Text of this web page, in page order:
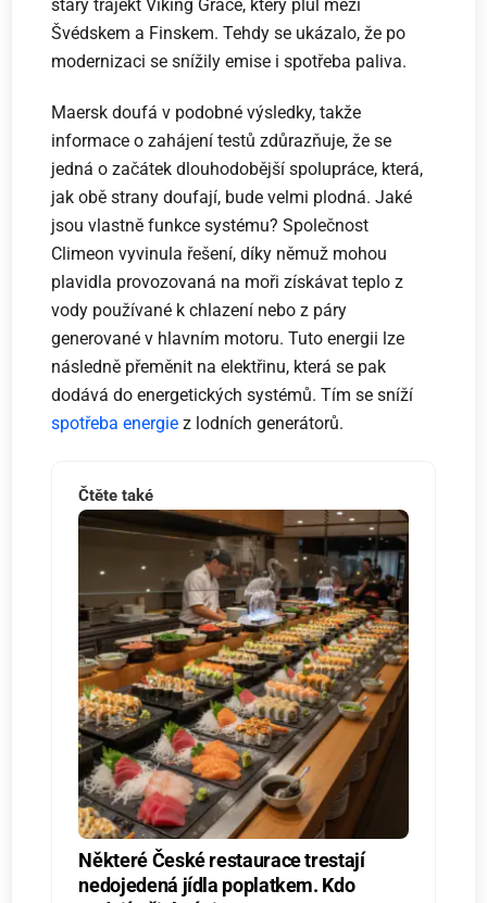
starý trajekt Viking Grace, který plul mezi
Švédskem a Finskem. Tehdy se ukázalo, že po
modernizaci se snížily emise i spotřeba paliva.
Maersk doufá v podobné výsledky, takže
informace o zahájení testů zdůrazňuje, že se
jedná o začátek dlouhodobější spolupráce, která,
jak obě strany doufají, bude velmi plodná. Jaké
jsou vlastně funkce systému? Společnost
Climeon vyvinula řešení, díky němuž mohou
plavidla provozovaná na moři získávat teplo z
vody používané k chlazení nebo z páry
generované v hlavním motoru. Tuto energii lze
následně přeměnit na elektřinu, která se pak
dodává do energetických systémů. Tím se sníží
spotřeba energie z lodních generátorů.
Čtěte také
Některé České restaurace trestají
nedojedená jídla poplatkem. Kdo